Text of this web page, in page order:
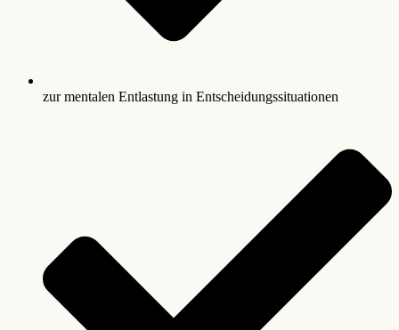
zur mentalen Entlastung in Entscheidungssituationen